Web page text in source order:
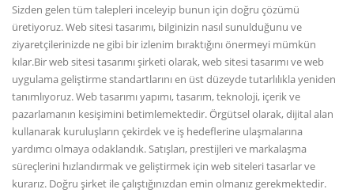
Sizden gelen tüm talepleri inceleyip bunun için doğru çözümü
üretiyoruz. Web sitesi tasarımı, bilginizin nasıl sunulduğunu ve
ziyaretçilerinizde ne gibi bir izlenim bıraktığını önermeyi mümkün
kılar.Bir web sitesi tasarımı şirketi olarak, web sitesi tasarımı ve web
uygulama geliştirme standartlarını en üst düzeyde tutarlılıkla yeniden
tanımlıyoruz. Web tasarımı yapımı, tasarım, teknoloji, içerik ve
pazarlamanın kesişimini betimlemektedir. Örgütsel olarak, dijital alan
kullanarak kuruluşların çekirdek ve iş hedeflerine ulaşmalarına
yardımcı olmaya odaklandık. Satışları, prestijleri ve markalaşma
süreçlerini hızlandırmak ve geliştirmek için web siteleri tasarlar ve
kurarız. Doğru şirket ile çalıştığınızdan emin olmanız gerekmektedir.